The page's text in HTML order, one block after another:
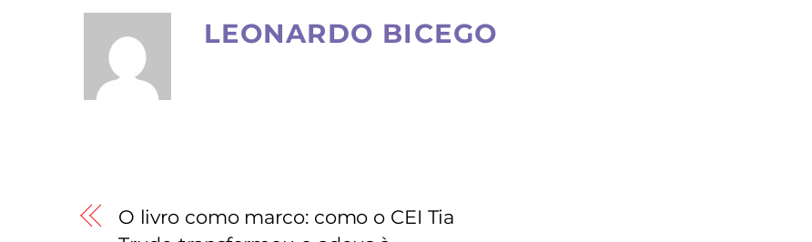
LEONARDO BICEGO
O livro como marco: como o CEI Tia